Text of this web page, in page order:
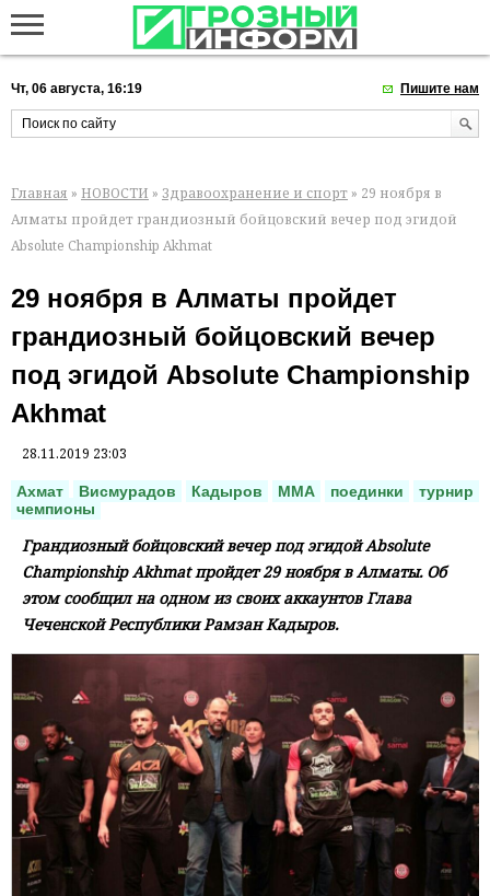
Чт, 06 августа, 16:19 Пишите нам
Главная » НОВОСТИ » Здравоохранение и спорт » 29 ноября в
Алматы пройдет грандиозный бойцовский вечер под эгидой
Absolute Championship Akhmat
29 ноября в Алматы пройдет
грандиозный бойцовский вечер
под эгидой Absolute Championship
Akhmat
28.11.2019 23:03
Ахмат Висмурадов Кадыров ММА поединки
турнир
чемпионы
Грандиозный бойцовский вечер под эгидой Absolute
Championship Akhmat пройдет 29 ноября в Алматы. Об
этом сообщил на одном из своих аккаунтов Глава
Чеченской Республики Рамзан Кадыров.